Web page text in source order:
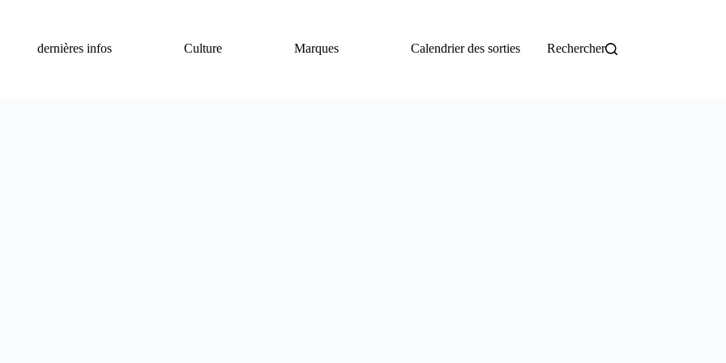
dernières infos
Culture Marques Calendrier des sorties Rechercher